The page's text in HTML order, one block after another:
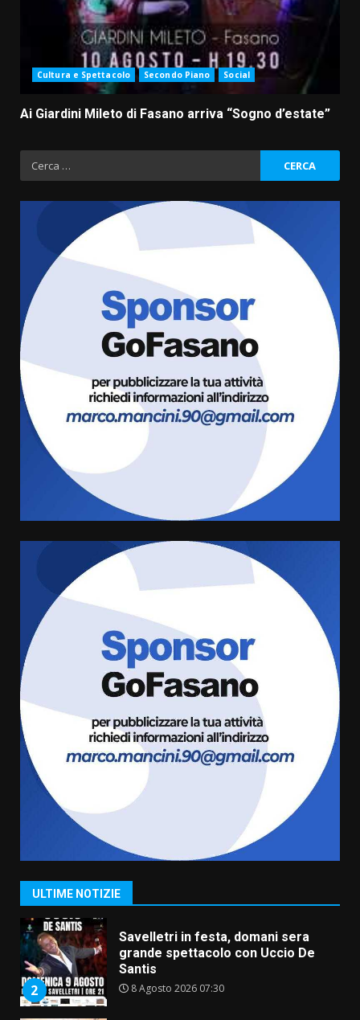
Cultura e Spettacolo Secondo Piano Social
Ai Giardini Mileto di Fasano arriva “Sogno d’estate”
Ricerca
per:
ULTIME NOTIZIE
Politiche Giovanili e Mobilità
Sostenibile: premiati gli studenti
universitari del bando “La strada
giusta”
8 Agosto 2026 07:15
“I Contestatori: Musica di
Rivoluzione”: nuovo
appuntamento con “Fasano in
Banda”
amarezza per esclusione dal
campionato di calcio”
7 Agosto 2026 06:00
Fasanese ferito a colpi di arma
da fuoco
6 Agosto 2026 18:13
Carta d’identità: continua il piano
di aperture straordinarie del
Comune di Fasano
6 Agosto 2026 14:16
1
La Banda Città di Fasano apre
ufficialmente la Festa di
2
Savelletri in festa, domani sera
grande spettacolo con Uccio De
Santis
8 Agosto 2026 07:30